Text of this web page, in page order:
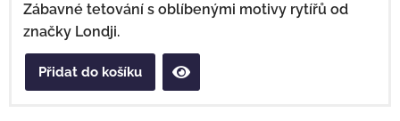
Zábavné tetování s oblíbenými motivy rytířů od
značky Londji.
Přidat do košíku